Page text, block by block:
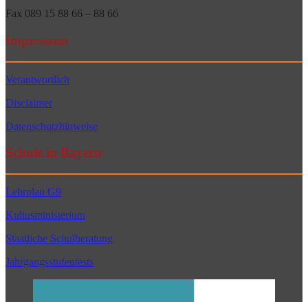
Fax 089 15 88 66 – 88 66
Impressum
Verantwortlich
Disclaimer
Datenschutzhinweise
Schule in Bayern
Lehrplan G9
Kultusministerium
Staatliche Schulberatung
Jahrgangsstufentests